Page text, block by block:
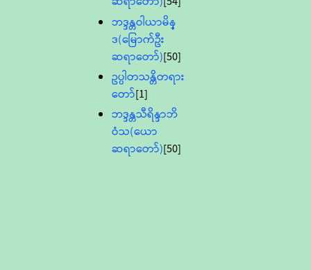
ဘဒ္ဒန္တဝါယာမိန္
ဒ(မြောက်ဦး
ဆရာတော်)[50]
ဥပ္ပါတသန္တိတရား
တော်[1]
ဘဒ္ဒန္တသီရိန္ဒာဘိ
ဝံသ(ယော
ဆရာတော်)[50]